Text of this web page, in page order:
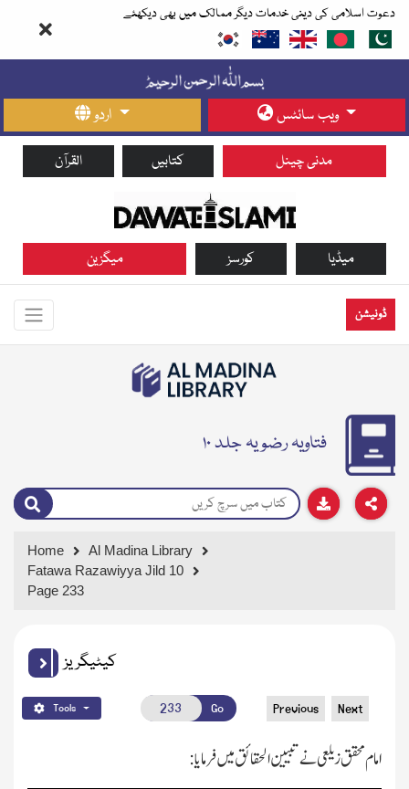
دعوت اسلامی کی دینی خدمات دیگر ممالک میں بھی دیکھئے
اردو ویب سائٹس
القرآن کتابیں مدنی چینل
میگزین کورسز میڈیا
ڈونیشن
فتاویہ رضویہ جلد ۱۰
Home
Al Madina Library
Fatawa Razawiyya Jild 10
Page 233
کیٹیگریز
Tools Go Previous Next
امام محقق زیلعی نے تبیین الحقائق میں فرمایا: